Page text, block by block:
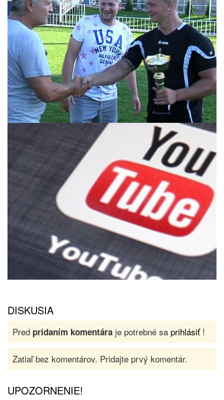
DISKUSIA
Pred pridaním komentára je potrebné sa prihlásiť!
Zatiaľ bez komentárov. Pridajte prvý komentár.
UPOZORNENIE!